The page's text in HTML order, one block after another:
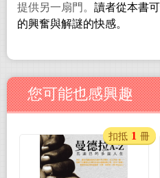
提供另一扇門。 讀者從本書
的興奮與解謎的快感。
您可能也感興趣
扣抵 1 冊